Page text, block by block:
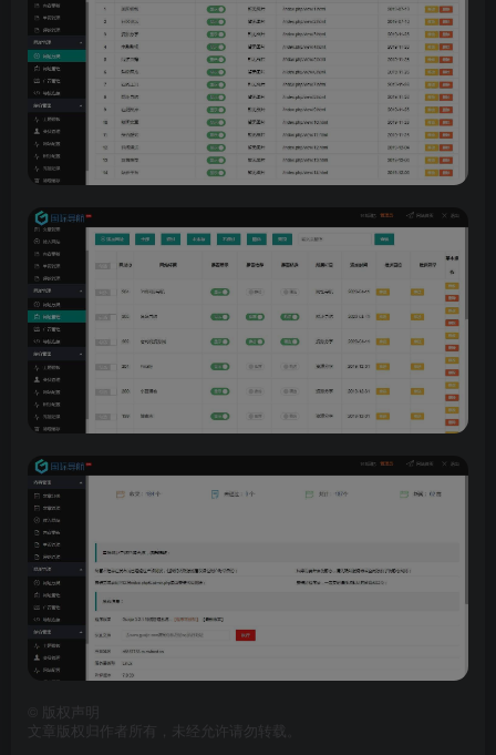
版权声明
文章版权归作者所有，未经允许请勿转载。